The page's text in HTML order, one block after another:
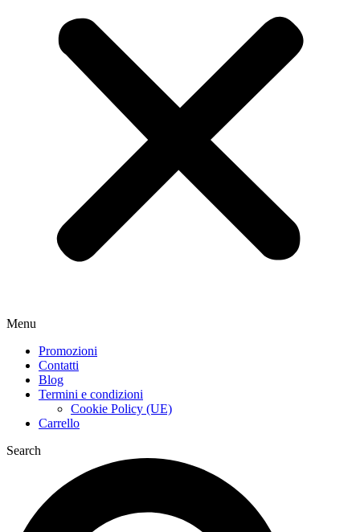
Menu
Promozioni
Contatti
Blog
Termini e condizioni
Cookie Policy (UE)
Carrello
Search